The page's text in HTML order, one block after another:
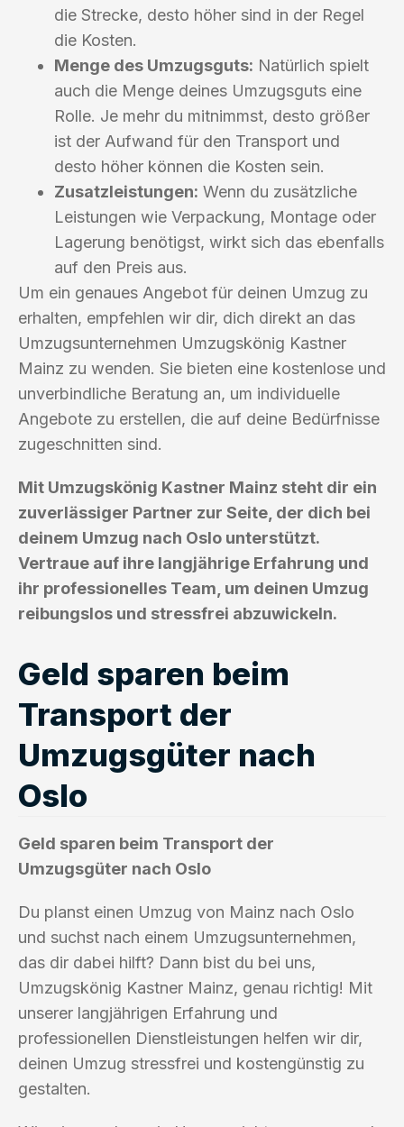
die Strecke, desto höher sind in der Regel
die Kosten.
Menge des Umzugsguts: Natürlich spielt
auch die Menge deines Umzugsguts eine
Rolle. Je mehr du mitnimmst, desto größer
ist der Aufwand für den Transport und
desto höher können die Kosten sein.
Zusatzleistungen: Wenn du zusätzliche
Leistungen wie Verpackung, Montage oder
Lagerung benötigst, wirkt sich das ebenfalls
auf den Preis aus.
Um ein genaues Angebot für deinen Umzug zu
erhalten, empfehlen wir dir, dich direkt an das
Umzugsunternehmen Umzugskönig Kastner
Mainz zu wenden. Sie bieten eine kostenlose und
unverbindliche Beratung an, um individuelle
Angebote zu erstellen, die auf deine Bedürfnisse
zugeschnitten sind.
Mit Umzugskönig Kastner Mainz steht dir ein
zuverlässiger Partner zur Seite, der dich bei
deinem Umzug nach Oslo unterstützt.
Vertraue auf ihre langjährige Erfahrung und
ihr professionelles Team, um deinen Umzug
reibungslos und stressfrei abzuwickeln.
Geld sparen beim
Transport der
Umzugsgüter nach
Oslo
Geld sparen beim Transport der
Umzugsgüter nach Oslo
Du planst einen Umzug von Mainz nach Oslo
und suchst nach einem Umzugsunternehmen,
das dir dabei hilft? Dann bist du bei uns,
Umzugskönig Kastner Mainz, genau richtig! Mit
unserer langjährigen Erfahrung und
professionellen Dienstleistungen helfen wir dir,
deinen Umzug stressfrei und kostengünstig zu
gestalten.